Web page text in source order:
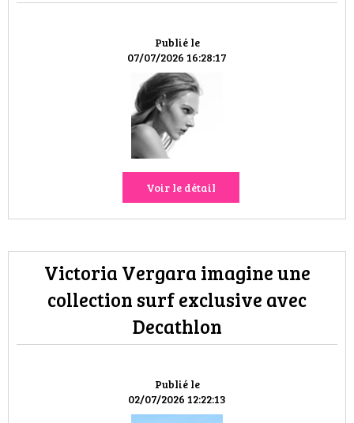
VOYAGES & LOISIRS
Publié le
07/07/2026 16:28:17
Voir le détail
Publié le
02/07/2026 12:22:13
Victoria Vergara imagine une
collection surf exclusive avec
Decathlon